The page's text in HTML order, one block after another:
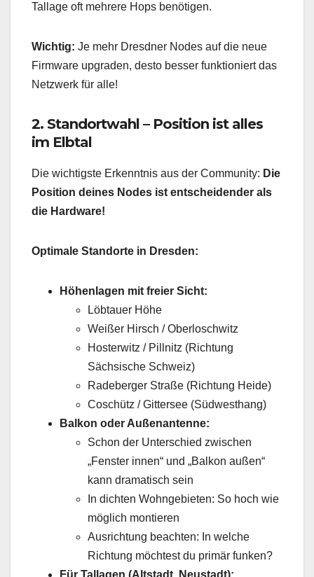
Tallage oft mehrere Hops benötigen.
Wichtig: Je mehr Dresdner Nodes auf die neue
Firmware upgraden, desto besser funktioniert das
Netzwerk für alle!
2. Standortwahl – Position ist alles
im Elbtal
Die wichtigste Erkenntnis aus der Community: Die
Position deines Nodes ist entscheidender als
die Hardware!
Optimale Standorte in Dresden:
Höhenlagen mit freier Sicht:
Löbtauer Höhe
Weißer Hirsch / Oberloschwitz
Hosterwitz / Pillnitz (Richtung
Sächsische Schweiz)
Radeberger Straße (Richtung Heide)
Coschütz / Gittersee (Südwesthang)
Balkon oder Außenantenne:
Schon der Unterschied zwischen
„Fenster innen“ und „Balkon außen“
kann dramatisch sein
In dichten Wohngebieten: So hoch wie
möglich montieren
Ausrichtung beachten: In welche
Richtung möchtest du primär funken?